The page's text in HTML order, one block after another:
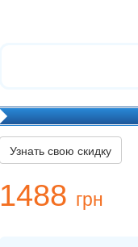
Узнать свою скидку
1488 грн